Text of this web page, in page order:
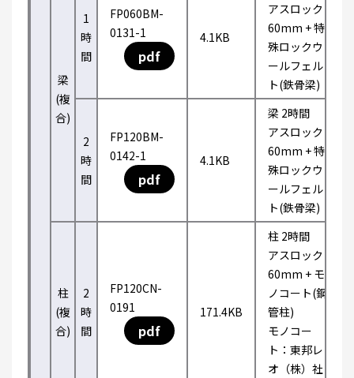
梁
(複
合)
1
時
間
FP060BM-
0131-1
pdf
4.1KB
アスロック
60mm + 特
殊ロックウ
ールフェル
ト(鉄骨梁)
2
時
間
FP120BM-
0142-1
pdf
4.1KB
梁 2時間
アスロック
60mm + 特
殊ロックウ
ールフェル
ト(鉄骨梁)
柱
(複
合)
2
時
間
FP120CN-
0191
pdf
171.4KB
柱 2時間
アスロック
60mm + モ
ノコート(鋼
管柱)
モノコー
ト：東邦レ
オ（株）社